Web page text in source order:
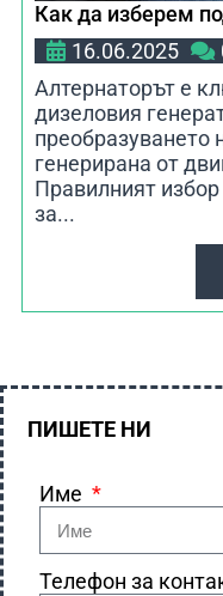
Как да изберем
16.06.2025
Алтернаторът е
дизеловия
преобразуването
генерирана от
Правилният
за...
ПИШЕТЕ НИ
Име
Телефон за